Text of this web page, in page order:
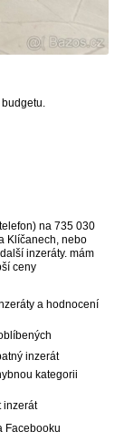
na 735 030
Klíčanech, nebo
inzeráty. mám
ceny
a hodnocení
inzerát
kategorii
inzerát
Facebooku